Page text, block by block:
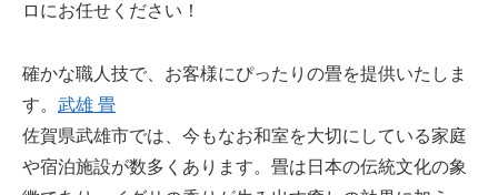
ロにお任せください！
確かな職人技で、お客様にぴったりの畳を提供いたしま
す。 武雄 畳
佐賀県武雄市では、今もなお和室を大切にしている家庭
や宿泊施設が数多くあります。畳は日本の伝統文化の象